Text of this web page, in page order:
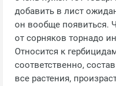
добавить в лист
он вообще появиться.
от сорняков торнадо
Относится к
соответственно,
все растения,